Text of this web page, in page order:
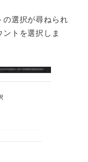
選択が尋ねられ
トを選択しま